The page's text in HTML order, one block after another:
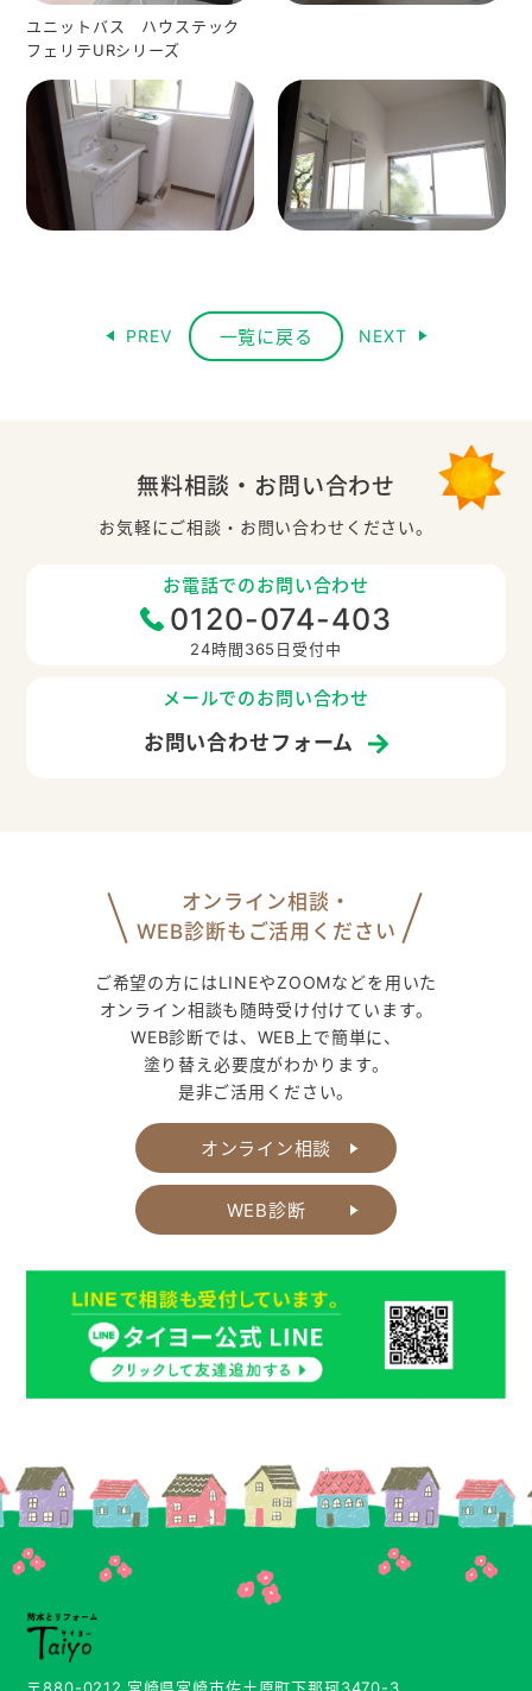
ユニットバス ハウステック
フェリテURシリーズ
PREV 一覧に戻る NEXT
無料相談・お問い合わせ
お気軽にご相談・お問い合わせください。
お電話でのお問い合わせ
0120-074-403
24時間365日受付中
メールでのお問い合わせ
お問い合わせフォーム
オンライン相談・
WEB診断もご活用ください
ご希望の方にはLINEやZOOMなどを用いた
オンライン相談も随時受け付けています。
WEB診断では、WEB上で簡単に、
塗り替え必要度がわかります。
是非ご活用ください。
オンライン相談
WEB診断